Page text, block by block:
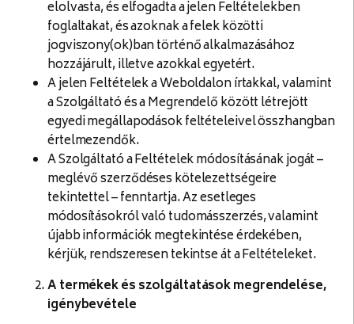
elolvasta, és elfogadta a jelen Feltételekben
foglaltakat, és azoknak a felek közötti
jogviszony(ok)ban történő alkalmazásához
hozzájárult, illetve azokkal egyetért.
A jelen Feltételek a Weboldalon írtakkal, valamint
a Szolgáltató és a Megrendelő között létrejött
egyedi megállapodások feltételeivel összhangban
értelmezendők.
A Szolgáltató a Feltételek módosításának jogát –
meglévő szerződéses kötelezettségeire
tekintettel – fenntartja. Az esetleges
módosításokról való tudomásszerzés, valamint
újabb információk megtekintése érdekében,
kérjük, rendszeresen tekintse át a Feltételeket.
A termékek és szolgáltatások megrendelése,
igénybevétele